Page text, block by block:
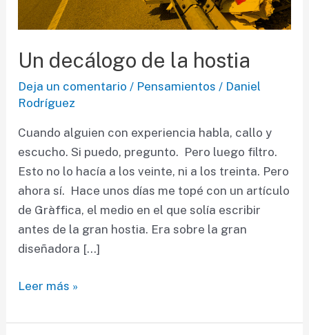
Un decálogo de la hostia
Deja un comentario / Pensamientos / Daniel
Rodríguez
Cuando alguien con experiencia habla, callo y
escucho. Si puedo, pregunto. Pero luego filtro.
Esto no lo hacía a los veinte, ni a los treinta. Pero
ahora sí. Hace unos días me topé con un artículo
de Gràffica, el medio en el que solía escribir
antes de la gran hostia. Era sobre la gran
diseñadora […]
Un
de
Leer más »